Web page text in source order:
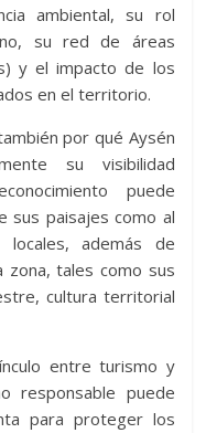
ambiental, su rol
su red de áreas
y el impacto de los
en el territorio.
por qué Aysén
su visibilidad
puede
sus paisajes como al
locales, además de
tales como sus
cultura territorial
entre turismo y
responsable puede
para proteger los